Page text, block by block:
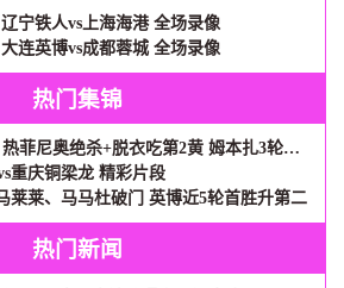
宁铁人vs上海海港 全场录像
连英博vs成都蓉城 全场录像
热门集锦
三连胜！铁人3-2海港 热菲尼奥绝杀+脱衣吃第2黄 姆本扎3轮轰6球
重庆铜梁龙 精彩片段
莱莱、马马杜破门 英博近5轮首胜升第二
热门新闻